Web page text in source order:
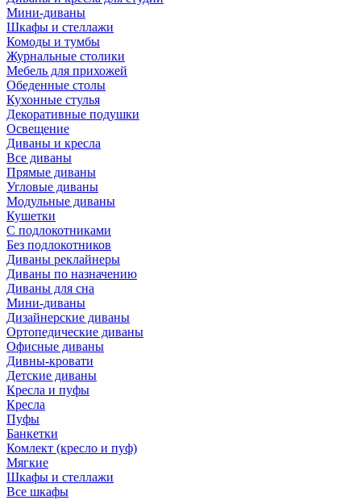
Мини-диваны
Шкафы и стеллажи
Комоды и тумбы
Журнальные столики
Мебель для прихожей
Обеденные столы
Кухонные стулья
Декоративные подушки
Освещение
Диваны и кресла
Все диваны
Прямые диваны
Угловые диваны
Модульные диваны
Кушетки
С подлокотниками
Без подлокотников
Диваны реклайнеры
Диваны по назначению
Диваны для сна
Мини-диваны
Дизайнерские диваны
Ортопедические диваны
Офисные диваны
Дивны-кровати
Детские диваны
Кресла и пуфы
Кресла
Пуфы
Банкетки
Комлект (кресло и пуф)
Мягкие
Шкафы и стеллажи
Все шкафы